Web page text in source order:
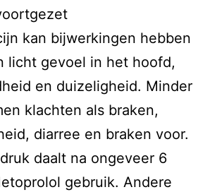
kan bijwerkingen hebben
licht gevoel in het hoofd,
en duizeligheid. Minder
klachten als braken,
diarree en braken voor.
daalt na ongeveer 6
gebruik. Andere